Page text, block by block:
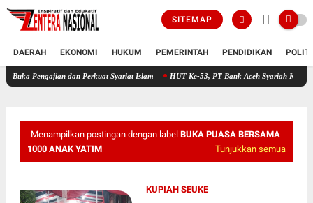
SITEMAP
DAERAH EKONOMI HUKUM PEMERINTAH PENDIDIKAN
dan Perkuat Syariat Islam HUT Ke-53, PT Bank Aceh Syariah KC Bireuen
Menampilkan postingan dengan label BUKA PUASA BERSAMA
1000 ANAK YATIM
Tunjukkan semua
KUPIAH SEUKE